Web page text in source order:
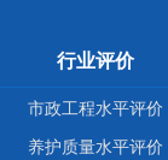
行业评价
市政工程水平评价
养护质量水平评价